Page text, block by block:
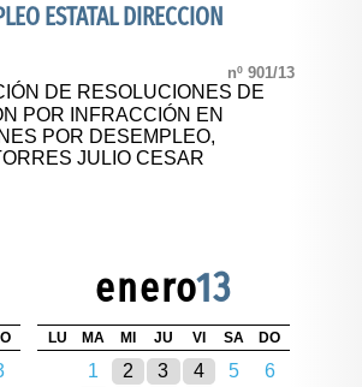
ESTATAL DIRECCION
nº 901/13
DE RESOLUCIONES DE
POR INFRACCIÓN EN
POR DESEMPLEO,
JULIO CESAR
enero13
LU MA MI JU VI SA DO
1 2 3 4 5
6